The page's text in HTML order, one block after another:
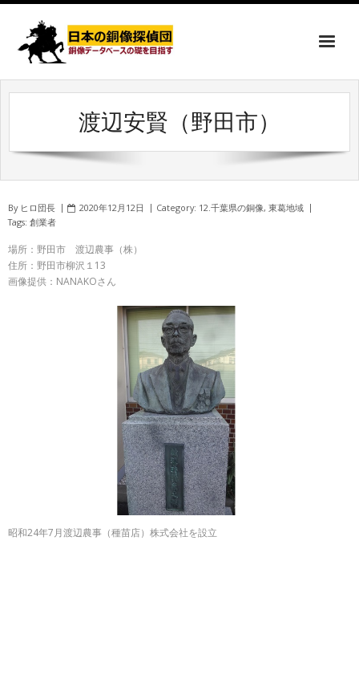
渡辺安賢（野田市）
By ヒロ団長 2020年12月12日 Category: 12.千葉県の銅像, 東葛地域
Tags: 創業者
場所：野田市 渡辺農事（株）
住所：野田市柳沢１13
画像提供：NANAKOさん
昭和24年7月渡辺農事（種苗店）株式会社を設立